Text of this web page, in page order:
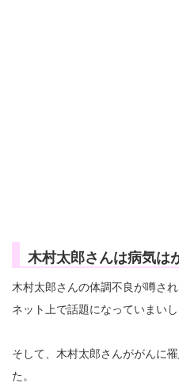
木村太郎さんは病気は
木村太郎さんの体調不良が噂さ
ネット上で話題になっていまいし
そして、木村太郎さんががんに
た。